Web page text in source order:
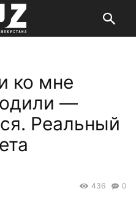
ко мне
—
Реальный
0
436